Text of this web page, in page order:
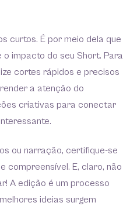
curtos. É por meio dela que
impacto do seu Short. Para
cortes rápidos e precisos
a atenção do
criativas para conectar
ou narração, certifique-se
compreensível. E, claro, não
A edição é um processo
ideias surgem